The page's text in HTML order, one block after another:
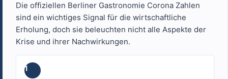
Die offiziellen Berliner Gastronomie Corona Zahlen
sind ein wichtiges Signal für die wirtschaftliche
Erholung, doch sie beleuchten nicht alle Aspekte der
Krise und ihrer Nachwirkungen.
1